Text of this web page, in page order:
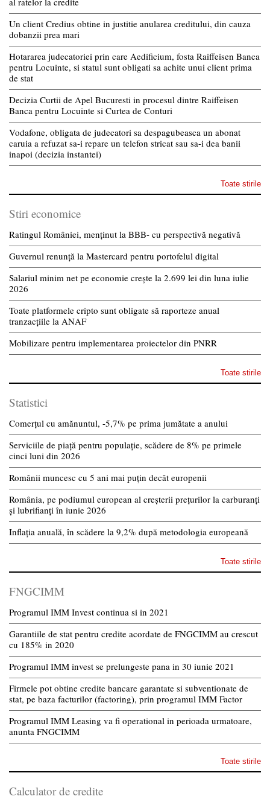
Un client Credius obtine in justitie anularea creditului, din cauza
dobanzii prea mari
Hotararea judecatoriei prin care Aedificium, fosta Raiffeisen Banca
pentru Locuinte, si statul sunt obligati sa achite unui client prima
de stat
Decizia Curtii de Apel Bucuresti in procesul dintre Raiffeisen
Banca pentru Locuinte si Curtea de Conturi
Vodafone, obligata de judecatori sa despagubeasca un abonat
caruia a refuzat sa-i repare un telefon stricat sau sa-i dea banii
inapoi (decizia instantei)
Toate stirile
Stiri economice
Ratingul României, menținut la BBB- cu perspectivă negativă
Guvernul renunță la Mastercard pentru portofelul digital
Salariul minim net pe economie crește la 2.699 lei din luna iulie
2026
Toate platformele cripto sunt obligate să raporteze anual
tranzacțiile la ANAF
Mobilizare pentru implementarea proiectelor din PNRR
Toate stirile
Statistici
Comerțul cu amănuntul, -5,7% pe prima jumătate a anului
Serviciile de piață pentru populație, scădere de 8% pe primele
cinci luni din 2026
Românii muncesc cu 5 ani mai puțin decât europenii
România, pe podiumul european al creșterii prețurilor la carburanți
și lubrifianți în iunie 2026
Inflația anuală, în scădere la 9,2% după metodologia europeană
Toate stirile
FNGCIMM
Programul IMM Invest continua si in 2021
Garantiile de stat pentru credite acordate de FNGCIMM au crescut
cu 185% in 2020
Programul IMM invest se prelungeste pana in 30 iunie 2021
Firmele pot obtine credite bancare garantate si subventionate de
stat, pe baza facturilor (factoring), prin programul IMM Factor
Programul IMM Leasing va fi operational in perioada urmatoare,
anunta FNGCIMM
Toate stirile
Calculator de credite